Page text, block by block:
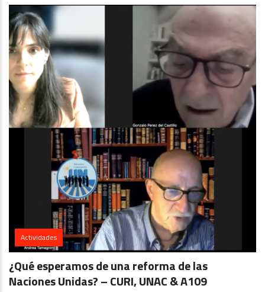
Actividades
¿Qué esperamos de una reforma de las
Naciones Unidas? – CURI, UNAC & A109